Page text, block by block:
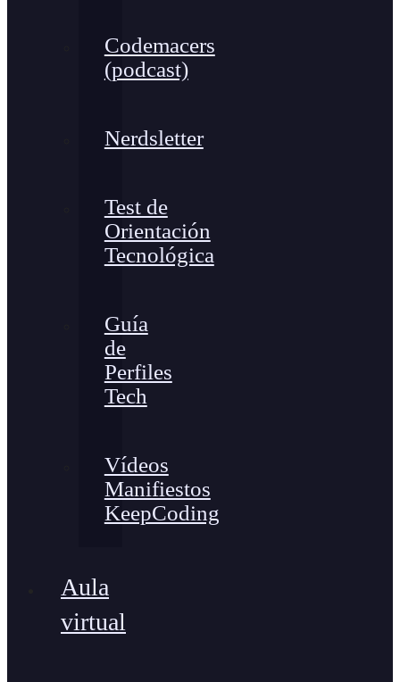
Codemacers
(podcast)
Nerdsletter
Test de
Orientación
Tecnológica
Guía
de
Perfiles
Tech
Vídeos
Manifiestos
KeepCoding
Aula
virtual